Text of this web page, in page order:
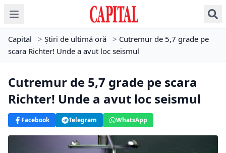
Capital > Știri de ultimă oră > Cutremur de 5,7 grade pe
scara Richter! Unde a avut loc seismul
Cutremur de 5,7 grade pe scara
Richter! Unde a avut loc seismul
Facebook Telegram WhatsApp